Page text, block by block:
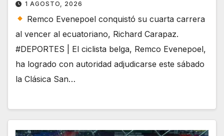
1 AGOSTO, 2026
Remco Evenepoel conquistó su cuarta carrera
al vencer al ecuatoriano, Richard Carapaz.
#DEPORTES | El ciclista belga, Remco Evenepoel,
ha logrado con autoridad adjudicarse este sábado
la Clásica San…